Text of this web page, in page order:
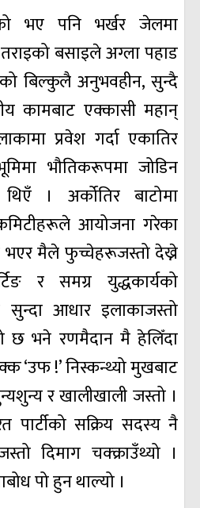
भए पनि भर्खर जेलमा
बसाइले अग्ला पहाड
बिल्कुलै अनुभवहीन, सुन्दै
कामबाट एक्कासी महान्
प्रवेश गर्दा एकातिर
भौतिकरूपमा जोडिन
थिएँ । अर्कोतिर बाटोमा
आयोजना गरेका
भएर मैले फुच्चेहरूजस्तो देख्ने
र समग्र युद्धकार्यको
सुन्दा आधार इलाकाजस्तो
छ भने रणमैदान मै हेलिँदा
‘उफ !’ निस्कन्थ्यो मुखबाट
र खालीखाली जस्तो ।
सक्रिय सदस्य नै
दिमाग चक्क्राउँथ्यो ।
पो हुन थाल्यो ।